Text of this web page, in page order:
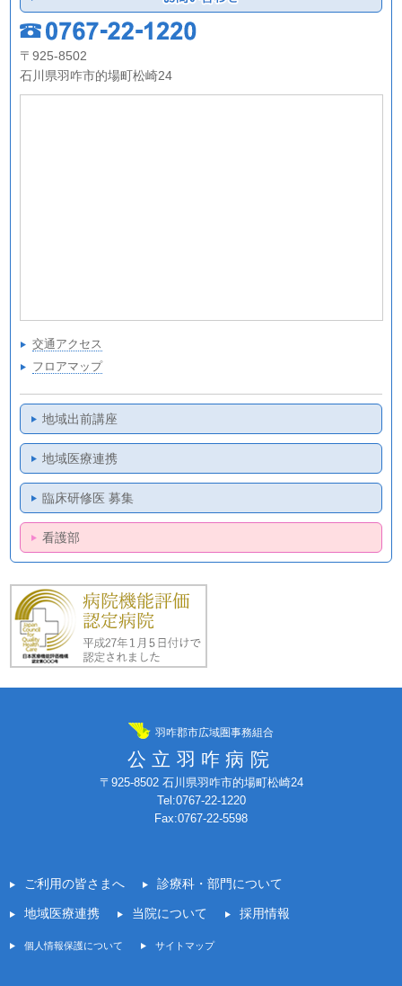
〒925-8502
石川県羽咋市的場町松崎24
交通アクセス
フロアマップ
地域出前講座
地域医療連携
臨床研修医 募集
看護部
羽咋郡市広域圏事務組合
公立羽咋病院
〒925-8502 石川県羽咋市的場町松崎24
Tel:0767-22-1220
Fax:0767-22-5598
ご利用の皆さまへ 診療科・部門について
地域医療連携 当院について 採用情報
個人情報保護について サイトマップ